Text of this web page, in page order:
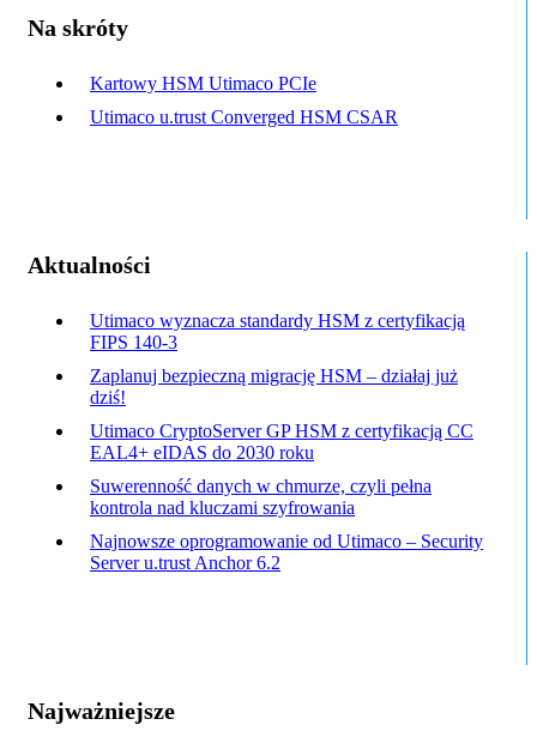
Na skróty
Kartowy HSM Utimaco PCIe
Utimaco u.trust Converged HSM CSAR
Aktualności
Utimaco wyznacza standardy HSM z certyfikacją
FIPS 140-3
Zaplanuj bezpieczną migrację HSM – działaj już
dziś!
Utimaco CryptoServer GP HSM z certyfikacją CC
EAL4+ eIDAS do 2030 roku
Suwerenność danych w chmurze, czyli pełna
kontrola nad kluczami szyfrowania
Najnowsze oprogramowanie od Utimaco – Security
Server u.trust Anchor 6.2
Najważniejsze